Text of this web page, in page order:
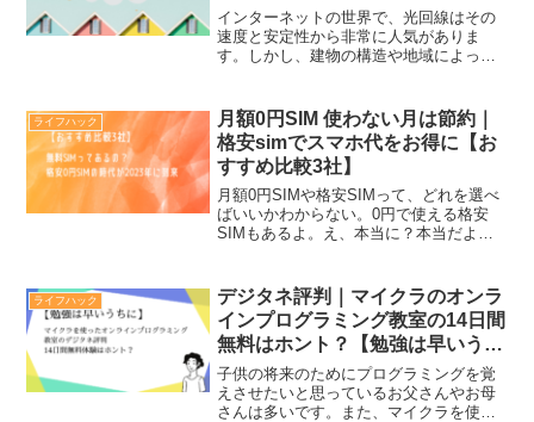
インターネットの世界で、光回線はその
速度と安定性から非常に人気がありま
す。しかし、建物の構造や地域によって
したり、パソコンを使ったりするために
快適なインターネット接続を...
ライフハック
月額0円SIM 使わない月は節約｜
格安simでスマホ代をお得に【お
すすめ比較3社】
月額0円SIMや格安SIMって、どれを選べ
ばいいかわからない。0円で使える格安
SIMもあるよ。え、本当に？本当だよ。
使える格安SIMをいくつか紹介するね。0
円で使え...
ライフハック
デジタネ評判｜マイクラのオンラ
インプログラミング教室の14日間
無料はホント？【勉強は早いうち
に】
子供の将来のためにプログラミングを覚
えさせたいと思っているお父さんやお母
さんは多いです。また、マイクラを使っ